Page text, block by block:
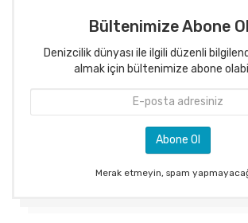
Bültenimize Abone
Denizcilik dünyası ile ilgili düzenli
almak için bültenimize abone
Merak etmeyin, spam